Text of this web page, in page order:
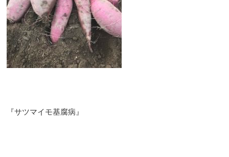
『サツマイモ基腐病』